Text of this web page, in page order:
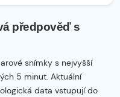
předpověď s
snímky s nejvyšší
5 minut. Aktuální
data vstupují do